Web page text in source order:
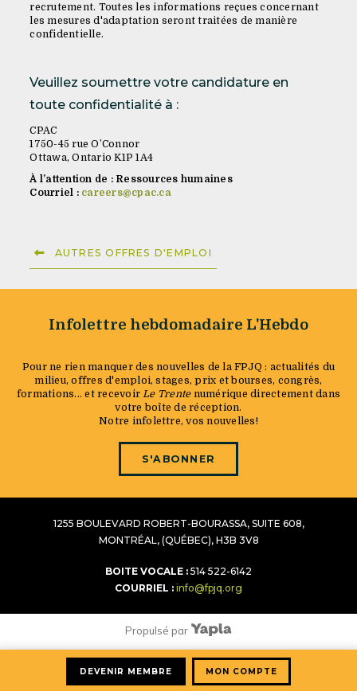
DEVENIR MEMBRE MON COMPTE
recrutement. Toutes les informations reçues concernant
les mesures d'adaptation seront traitées de manière
confidentielle.
Veuillez soumettre votre candidature en
toute confidentialité à :
CPAC
1750-45 rue O’Connor
Ottawa, Ontario K1P 1A4
À l’attention de : Ressources humaines
Courriel : careers@cpac.ca
AUTRES OFFRES D'EMPLOI
Infolettre hebdomadaire L'Hebdo
Pour ne rien manquer des nouvelles de la FPJQ : actualités du
milieu, offres d'emploi, stages, prix et bourses, congrès,
formations... et recevoir Le Trentenumérique directement dans
votre boîte de réception.
Notre infolettre, vos nouvelles!
S'ABONNER
1255 BOULEVARD ROBERT-BOURASSA, SUITE 608,
MONTRÉAL, (QUÉBEC), H3B 3V8
BOITE VOCALE : 514 522-6142
COURRIEL : info@fpjq.org
Propulsé par